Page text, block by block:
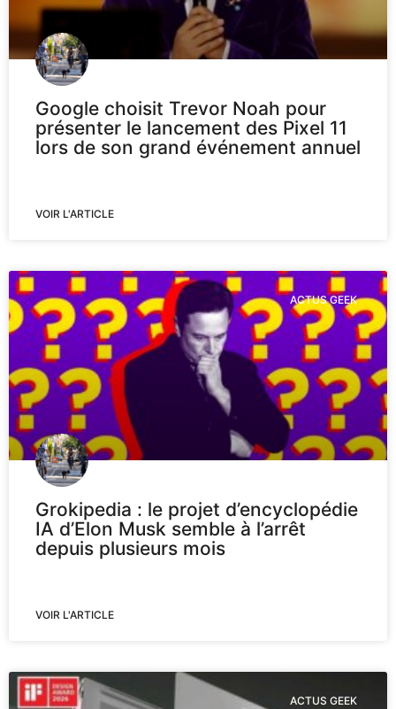
Google choisit Trevor Noah pour
présenter le lancement des Pixel 11
lors de son grand événement annuel
VOIR L'ARTICLE
ACTUS GEEK
Grokipedia : le projet d’encyclopédie
IA d’Elon Musk semble à l’arrêt
depuis plusieurs mois
VOIR L'ARTICLE
ACTUS GEEK